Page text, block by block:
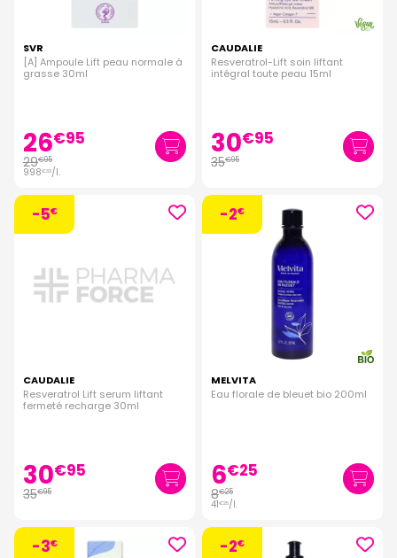
SVR
[A] Ampoule Lift peau normale à
grasse 30ml
26€95
29€95
998€33/l.
CAUDALIE
Resveratrol-Lift soin liftant
intégral toute peau 15ml
30€95
35€95
-5€
CAUDALIE
Resveratrol Lift serum liftant
fermeté recharge 30ml
30€95
35€95
-2€
MELVITA
Eau florale de bleuet bio 200ml
6€25
8€25
41€25/l.
-3€ -2€